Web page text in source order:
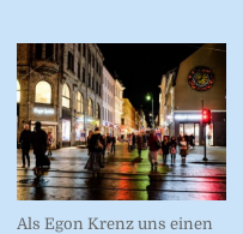
Als Egon Krenz uns einen